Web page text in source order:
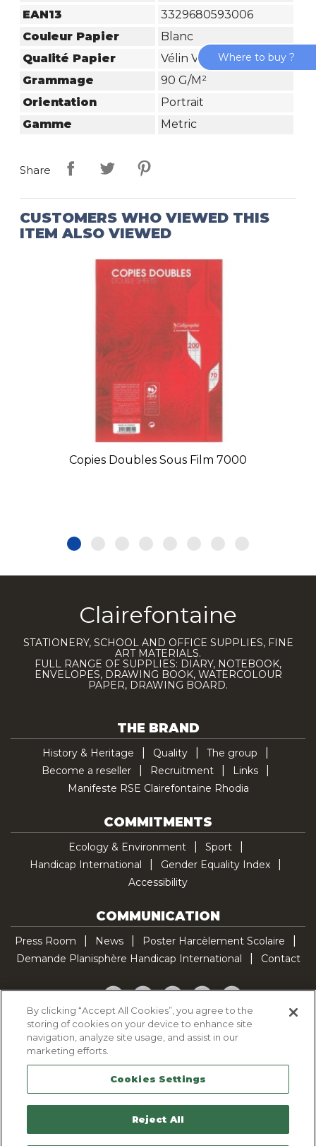
EAN13
3329680593006
Couleur Papier
Blanc
Qualité Papier
Vélin Velouté
Grammage
90 G/m²
Orientation
Portrait
Gamme
Metric
Share
CUSTOMERS WHO VIEWED THIS
ITEM ALSO VIEWED
Copies Doubles Sous Film 7000
Clairefontaine
STATIONERY, SCHOOL AND OFFICE SUPPLIES, FINE
ART MATERIALS.
FULL RANGE OF SUPPLIES: DIARY, NOTEBOOK,
ENVELOPES, DRAWING BOOK, WATERCOLOUR
PAPER, DRAWING BOARD.
THE BRAND
History & Heritage Quality
The group
Become a reseller
Recruitment
Links
Manifeste RSE Clairefontaine Rhodia
COMMITMENTS
Ecology & Environment
Sport
Handicap International
Gender Equality Index
Accessibility
COMMUNICATION
Press Room News
Poster Harcèlement Scolaire
Demande Planisphère Handicap International
Contact
Facebook
TwitterYouTubePinterestTikTok
Cookie Policy
Legal Notice
Sitemap
Contactez-nous
Where to buy ?
By clicking “Accept All Cookies”, you agree to the
storing of cookies on your device to enhance site
navigation, analyze site usage, and assist in our
marketing efforts.
Cookies Settings
Reject All